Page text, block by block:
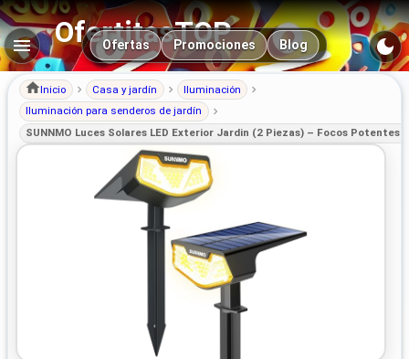
OfertitasTOP
Navegación principal
Ofertas Promociones Blog
Inicio Casa y jardín
Iluminación
Iluminación para senderos de jardín
SUNNMO Luces Solares LED Exterior Jardin (2 Piezas) – Focos Potentes